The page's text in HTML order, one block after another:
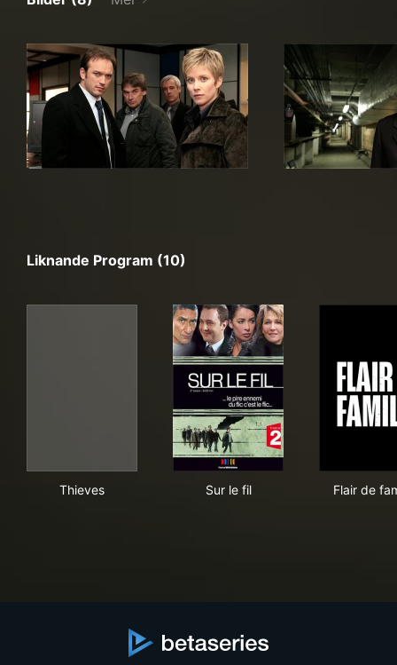
Liknande Program (10)
Thieves Sur le fil Flair de